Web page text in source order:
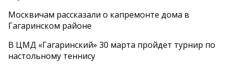
Москвичам рассказали о капремонте дома в
Гагаринском районе
В ЦМД «Гагаринский» 30 марта пройдет турнир по
настольному теннису